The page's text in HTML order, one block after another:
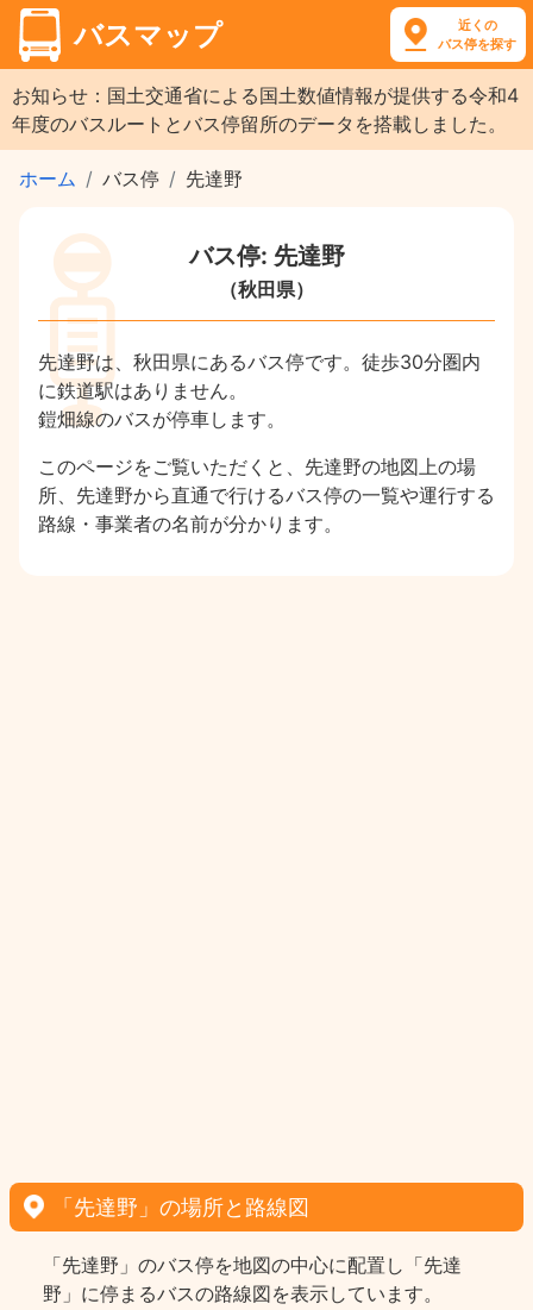
バスマップ
近くの
バス停を探す
お知らせ：国土交通省による国土数値情報が提供する令和4
年度のバスルートとバス停留所のデータを搭載しました。
ホーム バス停 先達野
バス停: 先達野
（秋田県）
先達野は、秋田県にあるバス停です。徒歩30分圏内
に鉄道駅はありません。
鎧畑線のバスが停車します。
このページをご覧いただくと、先達野の地図上の場
所、先達野から直通で行けるバス停の一覧や運行する
路線・事業者の名前が分かります。
「先達野」の場所と路線図
「先達野」のバス停を地図の中心に配置し「先達
野」に停まるバスの路線図を表示しています。